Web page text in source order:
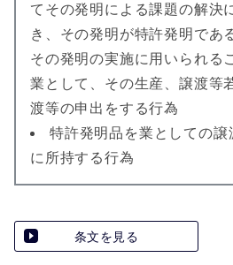
てその発明による課題の解決
き、その発明が特許発明であ
その発明の実施に用いられる
業として、その生産、譲渡等
渡等の申出をする行為
特許発明品を業としての
に所持する行為
条文を見る